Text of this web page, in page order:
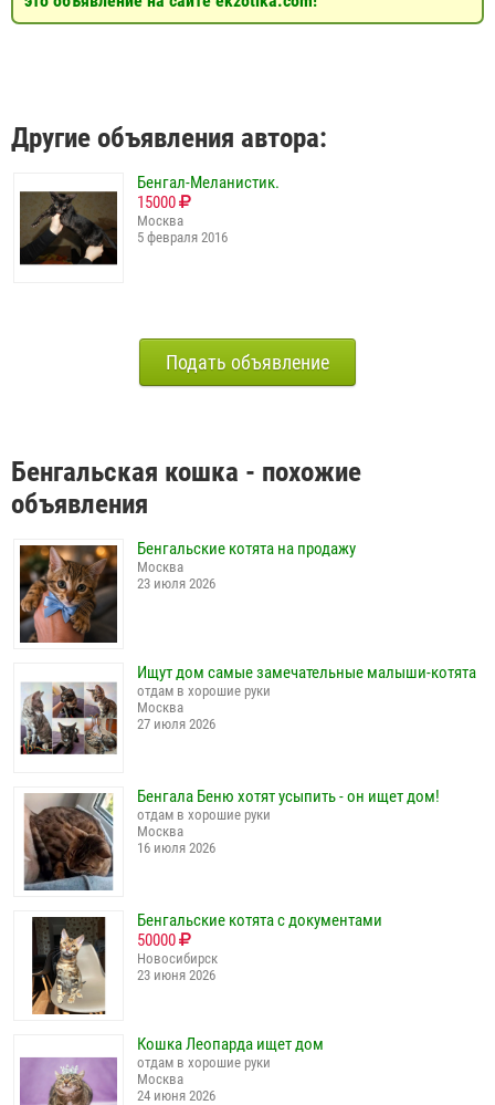
Другие объявления автора:
Бенгал-Меланистик.
15000
Москва
5 февраля 2016
Подать объявление
Бенгальская кошка - похожие
объявления
Бенгальские котята на продажу
Москва
23 июля 2026
Ищут дом самые замечательные малыши-котята
отдам в хорошие руки
Москва
27 июля 2026
Бенгала Беню хотят усыпить - он ищет дом!
отдам в хорошие руки
Москва
16 июля 2026
Бенгальские котята с документами
50000
Новосибирск
23 июня 2026
Кошка Леопарда ищет дом
отдам в хорошие руки
Москва
24 июня 2026